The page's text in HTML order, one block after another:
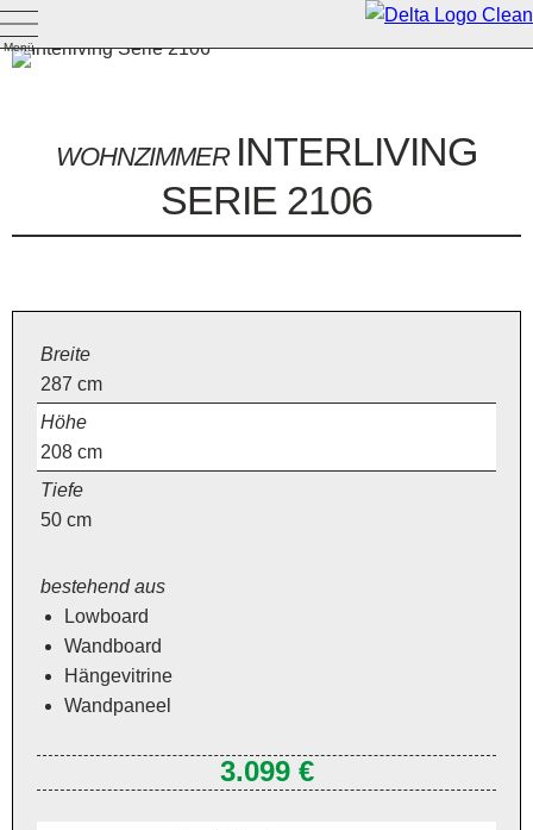
Menü
WOHNZIMMER INTERLIVING
SERIE 2106
Breite
287 cm
Höhe
208 cm
Tiefe
50 cm
bestehend aus
Lowboard
Wandboard
Hängevitrine
Wandpaneel
3.099 €